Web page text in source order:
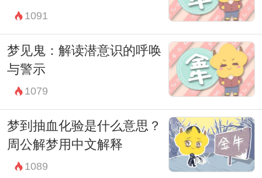
1091
梦见鬼：解读潜意识的呼唤
与警示
1079
梦到抽血化验是什么意思？
周公解梦用中文解释
1089